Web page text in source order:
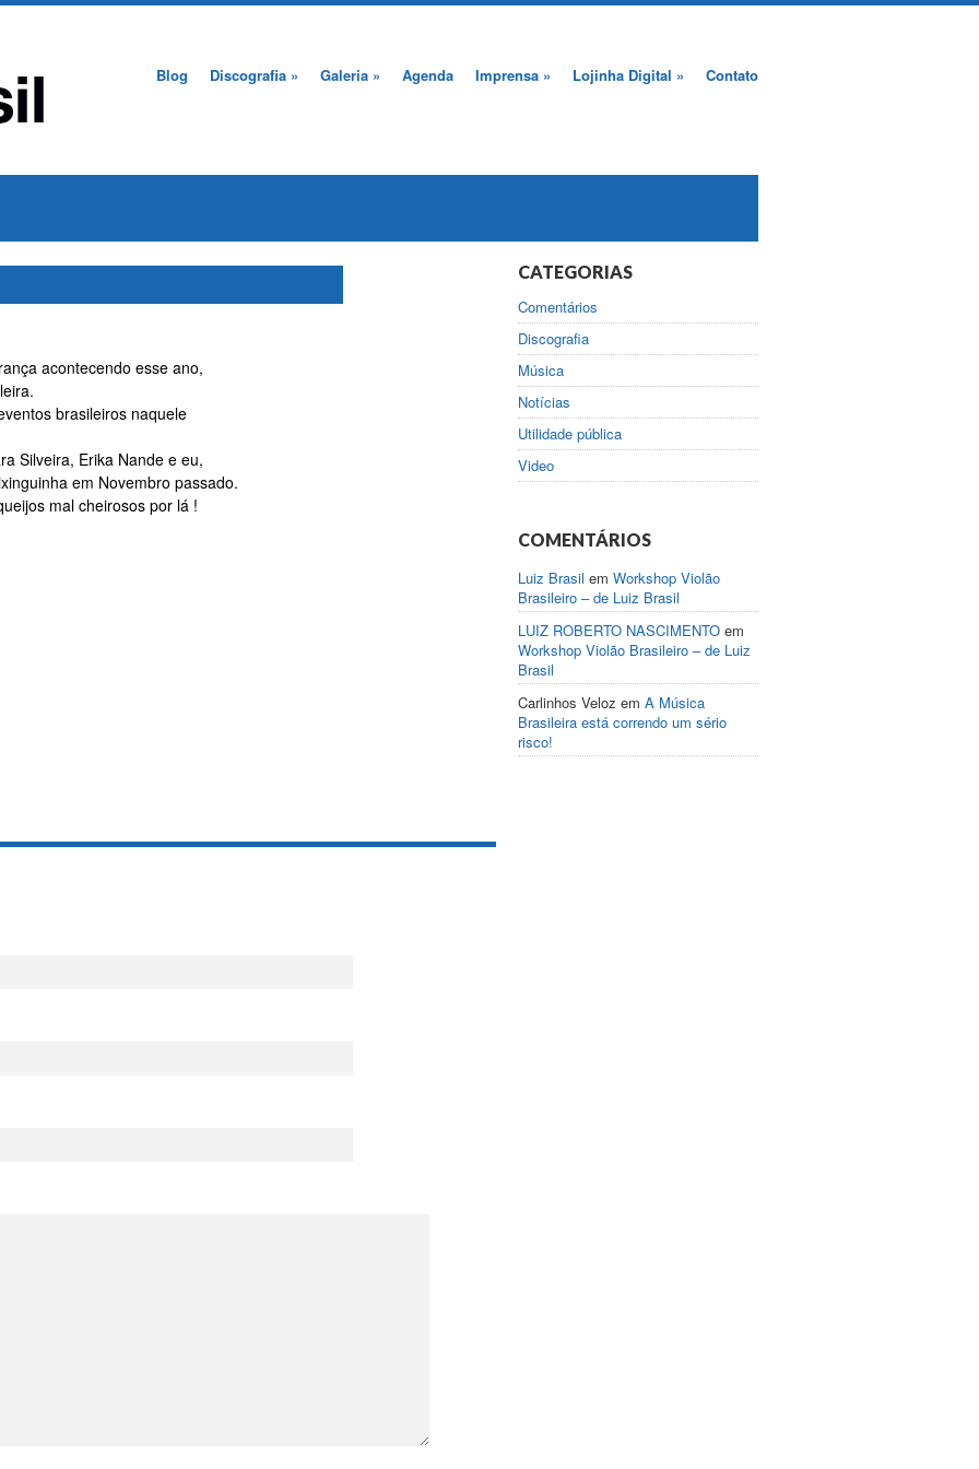
Blog Discografia » Galeria » Agenda Imprensa » Lojinha Digital » Contato
acontecendo esse ano,
brasileiros naquele
Silveira, Erika Nande e eu,
em Novembro passado.
mal cheirosos por lá !
CATEGORIAS
Comentários
Discografia
Música
Notícias
Utilidade pública
Video
COMENTÁRIOS
Luiz Brasil em Workshop Violão
Brasileiro – de Luiz Brasil
LUIZ ROBERTO NASCIMENTO em
Workshop Violão Brasileiro – de Luiz
Brasil
Carlinhos Veloz em A Música
Brasileira está correndo um sério
risco!